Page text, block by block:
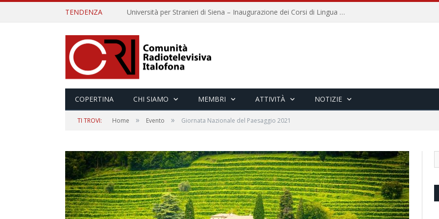
TENDENZA Università per Stranieri di Siena – Inaugurazione dei Corsi di Lingua e Cultura Italiana, 109a annata
COPERTINA CHI SIAMO MEMBRI ATTIVITÀ NOTIZIE
TI TROVI: Home » Evento » Giornata Nazionale del Paesaggio 2021